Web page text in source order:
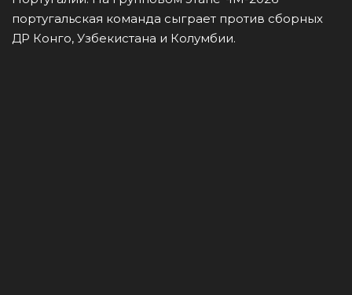
португальская команда сыграет против сборных
ДР Конго, Узбекистана и Колумбии.